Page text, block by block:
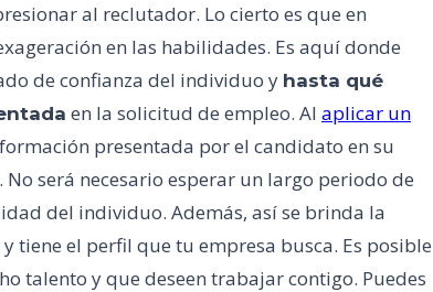
al reclutador. Lo cierto es que en
en las habilidades. Es aquí donde
de confianza del individuo y hasta qué
en la solicitud de empleo. Al aplicar un
presentada por el candidato en su
será necesario esperar un largo periodo de
del individuo. Además, así se brinda la
tiene el perfil que tu empresa busca. Es posible
talento y que deseen trabajar contigo. Puedes